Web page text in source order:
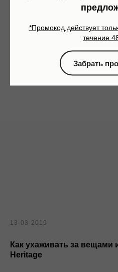
*Промокод действует
течение
Забрать
Понятный гид по выбору
зачем делать ремень по
13-03-2019
Как ухаживать за вещами
Heritage